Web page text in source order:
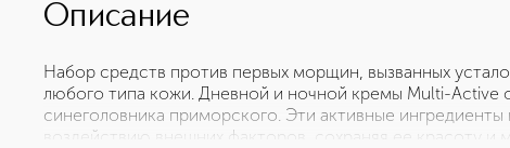
Описание
Набор средств против первых морщин, вызванных
любого типа кожи. Дневной и ночной кремы Multi-Active
синеголовника приморского. Эти активные
воздействию внешних факторов, сохраняя ее красоту и